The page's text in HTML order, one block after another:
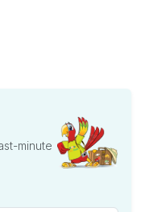
minute